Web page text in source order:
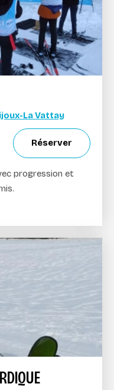
La Vattay
Réserver
progression et